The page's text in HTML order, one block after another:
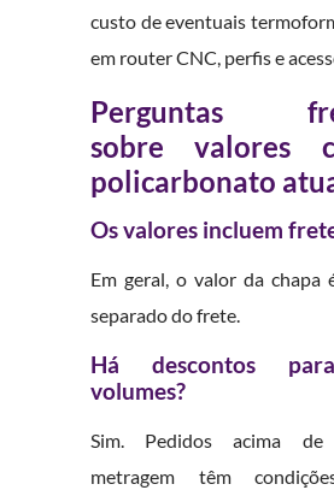
custo de eventuais
em router CNC, perfis e
Perguntas
sobre valores
policarbonato
Os valores incluem
Em geral, o valor da chapa
separado do frete.
Há descontos
volumes?
Sim. Pedidos acima de
metragem têm